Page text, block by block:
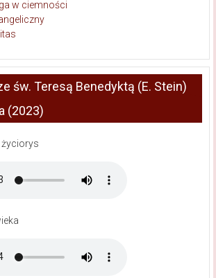
w ciemności
św. Teresą Benedyktą (E. Stein)
(2023)
życiorys